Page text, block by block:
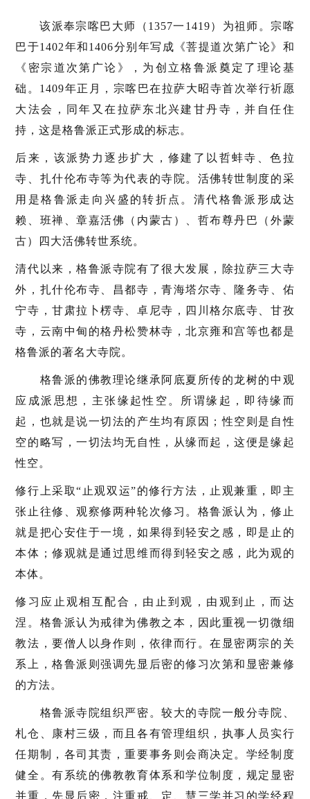
该派奉宗喀巴大师（1357一1419）为祖师。宗喀
巴于1402年和1406分别年写成《菩提道次第广论》和
《密宗道次第广论》，为创立格鲁派奠定了理论基
础。1409年正月，宗喀巴在拉萨大昭寺首次举行祈愿
大法会，同年又在拉萨东北兴建甘丹寺，并自任住
持，这是格鲁派正式形成的标志。
后来，该派势力逐步扩大，修建了以哲蚌寺、色拉
寺、扎什伦布寺等为代表的寺院。活佛转世制度的采
用是格鲁派走向兴盛的转折点。清代格鲁派形成达
赖、班禅、章嘉活佛（内蒙古）、哲布尊丹巴（外蒙
古）四大活佛转世系统。
清代以来，格鲁派寺院有了很大发展，除拉萨三大寺
外，扎什伦布寺、昌都寺，青海塔尔寺、隆务寺、佑
宁寺，甘肃拉卜楞寺、卓尼寺，四川格尔底寺、甘孜
寺，云南中甸的格丹松赞林寺，北京雍和宫等也都是
格鲁派的著名大寺院。
格鲁派的佛教理论继承阿底夏所传的龙树的中观
应成派思想，主张缘起性空。所谓缘起，即待缘而
起，也就是说一切法的产生均有原因；性空则是自性
空的略写，一切法均无自性，从缘而起，这便是缘起
性空。
修行上采取“止观双运”的修行方法，止观兼重，即主
张止往修、观察修两种轮次修习。格鲁派认为，修止
就是把心安住于一境，如果得到轻安之感，即是止的
本体；修观就是通过思维而得到轻安之感，此为观的
本体。
修习应止观相互配合，由止到观，由观到止，而达
涅。格鲁派认为戒律为佛教之本，因此重视一切微细
教法，要僧人以身作则，依律而行。在显密两宗的关
系上，格鲁派则强调先显后密的修习次第和显密兼修
的方法。
格鲁派寺院组织严密。较大的寺院一般分寺院、
札仓、康村三级，而且各有管理组织，执事人员实行
任期制，各司其责，重要事务则会商决定。学经制度
健全。有系统的佛教教育体系和学位制度，规定显密
并重，先显后密，注重戒、定、慧三学并习的学经程